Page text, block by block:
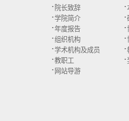
· 院长致辞
·学院简介
·年度报告
·组织机构
·学术机构及成员
·教职工
· 网站导游
·
·
·
·
·
·